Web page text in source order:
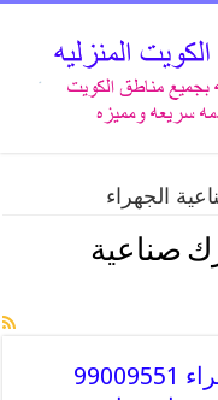
الجهراء
صناعية
افضل خدمة بنشر صناعية الجهراء 99009551